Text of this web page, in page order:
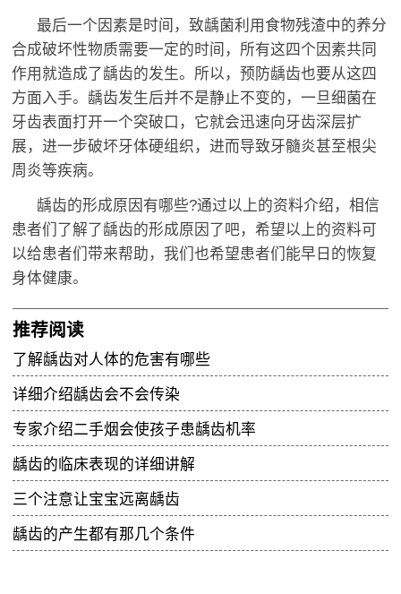
最后一个因素是时间，致龋菌利用食物残渣中的养分
合成破坏性物质需要一定的时间，所有这四个因素共同
作用就造成了龋齿的发生。所以，预防龋齿也要从这四
方面入手。龋齿发生后并不是静止不变的，一旦细菌在
牙齿表面打开一个突破口，它就会迅速向牙齿深层扩
展，进一步破坏牙体硬组织，进而导致牙髓炎甚至根尖
周炎等疾病。
龋齿的形成原因有哪些?通过以上的资料介绍，相信
患者们了解了龋齿的形成原因了吧，希望以上的资料可
以给患者们带来帮助，我们也希望患者们能早日的恢复
身体健康。
推荐阅读
了解龋齿对人体的危害有哪些
详细介绍龋齿会不会传染
专家介绍二手烟会使孩子患龋齿机率
龋齿的临床表现的详细讲解
三个注意让宝宝远离龋齿
龋齿的产生都有那几个条件